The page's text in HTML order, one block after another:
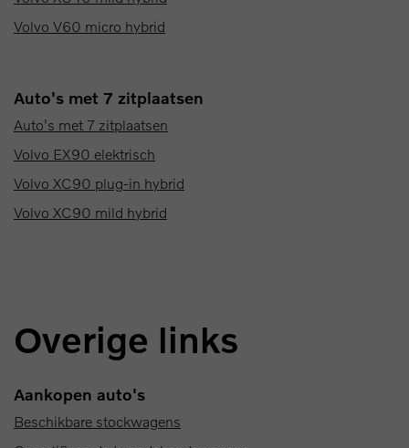
Volvo V60 micro hybrid
Auto's met 7 zitplaatsen
Auto's met 7 zitplaatsen
Volvo EX90 elektrisch
Volvo XC90 plug-in hybrid
Volvo XC90 mild hybrid
Overige links
Aankopen auto's
Beschikbare stockwagens